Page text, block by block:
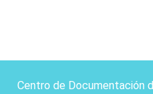
Centro de Documentación